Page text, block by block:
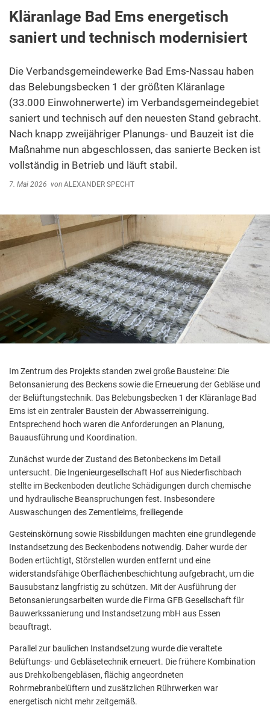
Kläranlage Bad Ems energetisch
saniert und technisch modernisiert
Die Verbandsgemeindewerke Bad Ems-Nassau haben
das Belebungsbecken 1 der größten Kläranlage
(33.000 Einwohnerwerte) im Verbandsgemeindegebiet
saniert und technisch auf den neuesten Stand gebracht.
Nach knapp zweijähriger Planungs- und Bauzeit ist die
Maßnahme nun abgeschlossen, das sanierte Becken ist
vollständig in Betrieb und läuft stabil.
7. Mai 2026 von ALEXANDER SPECHT
Im Zentrum des Projekts standen zwei große Bausteine: Die
Betonsanierung des Beckens sowie die Erneuerung der Gebläse und
der Belüftungstechnik. Das Belebungsbecken 1 der Kläranlage Bad
Ems ist ein zentraler Baustein der Abwasserreinigung.
Entsprechend hoch waren die Anforderungen an Planung,
Bauausführung und Koordination.
Zunächst wurde der Zustand des Betonbeckens im Detail
untersucht. Die Ingenieurgesellschaft Hof aus Niederfischbach
stellte im Beckenboden deutliche Schädigungen durch chemische
und hydraulische Beanspruchungen fest. Insbesondere
Auswaschungen des Zementleims, freiliegende
Gesteinskörnung sowie Rissbildungen machten eine grundlegende
Instandsetzung des Beckenbodens notwendig. Daher wurde der
Boden ertüchtigt, Störstellen wurden entfernt und eine
widerstandsfähige Oberflächenbeschichtung aufgebracht, um die
Bausubstanz langfristig zu schützen. Mit der Ausführung der
Betonsanierungsarbeiten wurde die Firma GFB Gesellschaft für
Bauwerkssanierung und Instandsetzung mbH aus Essen
beauftragt.
Parallel zur baulichen Instandsetzung wurde die veraltete
Belüftungs- und Gebläsetechnik erneuert. Die frühere Kombination
aus Drehkolbengebläsen, flächig angeordneten
Rohrmebranbelüftern und zusätzlichen Rührwerken war
energetisch nicht mehr zeitgemäß.